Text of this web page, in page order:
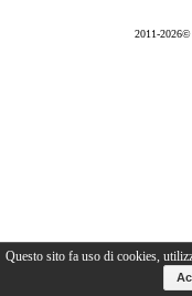
2011-
Questo sito fa uso di cookies,